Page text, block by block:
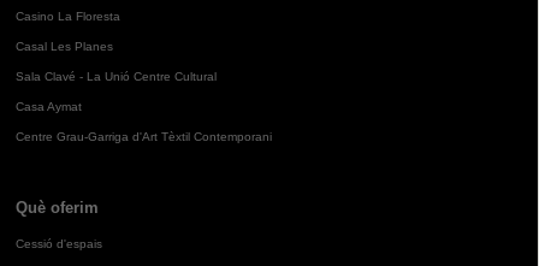
Casino La Floresta
Casal Les Planes
Sala Clavé - La Unió Centre Cultural
Casa Aymat
Centre Grau-Garriga d'Art Tèxtil Contemporani
Què oferim
Cessió d'espais